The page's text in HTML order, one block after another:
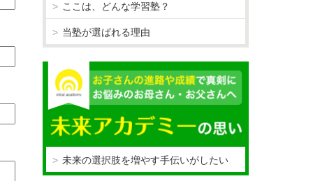
ここは、どんな学習塾？
当塾が選ばれる理由
未来の選択肢を増やす手伝いがしたい